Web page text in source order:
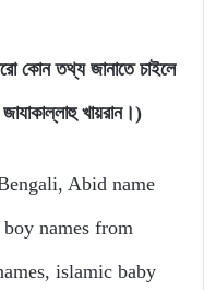
কোন তথ্য জানাতে চাইলে
খায়রান।)
Abid name
names from
islamic baby